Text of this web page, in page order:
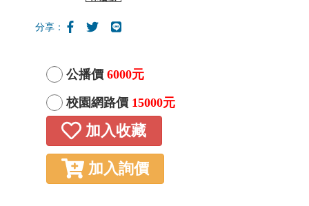
分享：
公播價 6000元
校園網路價 15000元
加入收藏
加入詢價